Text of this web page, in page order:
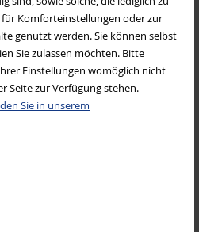
Komforteinstellungen oder zur
genutzt werden. Sie können selbst
Sie zulassen möchten. Bitte
Einstellungen womöglich nicht
Seite zur Verfügung stehen.
Sie in unserem
und Familien einschließlich
Bayern, wie z.B. bayerisches